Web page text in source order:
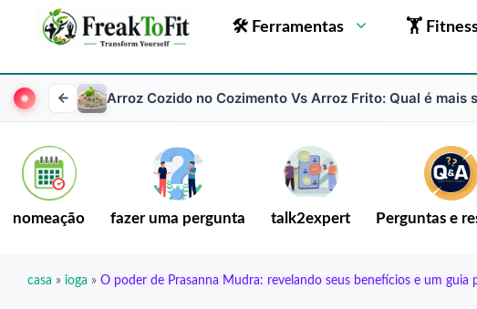
🛠 Ferramentas 🏋
Arroz Cozido no Cozimento Vs Arroz Frito: Qual é mais
nomeação fazer uma pergunta talk2expert Perguntas e
casa » ioga » O poder de Prasanna Mudra: revelando seus benefícios e um guia